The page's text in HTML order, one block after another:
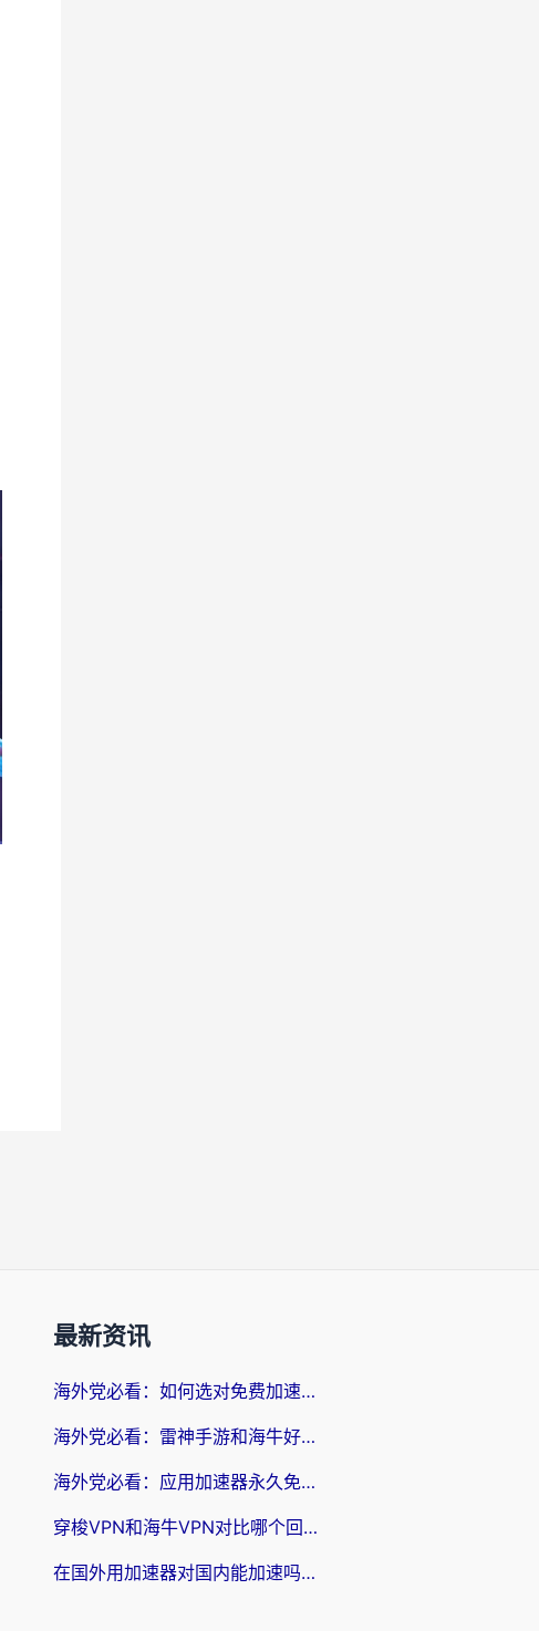
最新资讯
海外党必看：如何选对免费加速器，无缝访问国内资源不踩坑？
海外党必看：雷神手游和海牛好用吗？+3款热门加速器实测对比，附番茄加速器无缝回国指南
海外党必看：应用加速器永久免费版真的存在吗？教你选对回国加速器无缝刷国内资源
穿梭VPN和海牛VPN对比哪个回国效果更好？海外华人亲测3款热门加速器+避坑指南
在国外用加速器对国内能加速吗？海外党亲测有效的无缝访问指南